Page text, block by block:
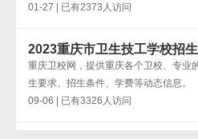
01-27 | 已有2373人访问
2023重庆市卫生技工学校招
重庆卫校网，提供重庆各个卫校、专业
生要求、招生条件、学费等动态信息。
09-06 | 已有3326人访问